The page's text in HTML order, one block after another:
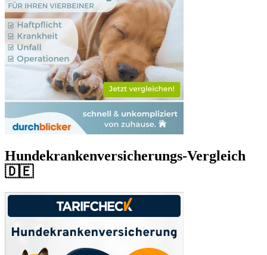
Hundekrankenversicherungs-Vergleich
🇩🇪